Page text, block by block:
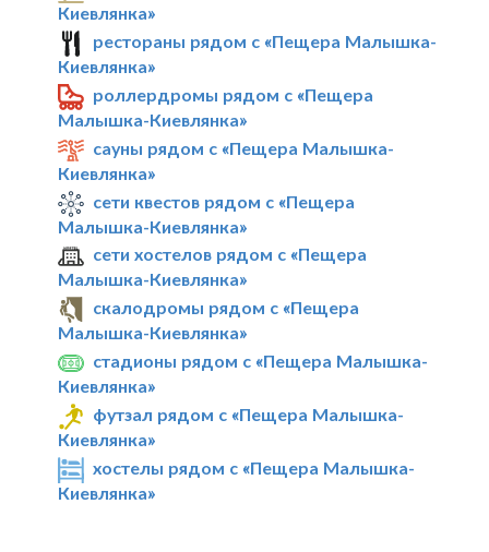
Киевлянка»
рестораны рядом с «Пещера Малышка-
Киевлянка»
роллердромы рядом с «Пещера
Малышка-Киевлянка»
сауны рядом с «Пещера Малышка-
Киевлянка»
сети квестов рядом с «Пещера
Малышка-Киевлянка»
сети хостелов рядом с «Пещера
Малышка-Киевлянка»
скалодромы рядом с «Пещера
Малышка-Киевлянка»
стадионы рядом с «Пещера Малышка-
Киевлянка»
футзал рядом с «Пещера Малышка-
Киевлянка»
хостелы рядом с «Пещера Малышка-
Киевлянка»